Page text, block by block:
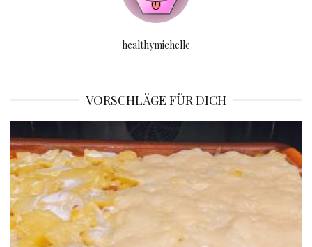
healthymichelle
VORSCHLÄGE FÜR DICH